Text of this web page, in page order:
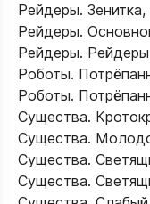
Рейдеры.
Рейдеры.
Рейдеры.
Роботы.
Роботы.
Существа.
Существа.
Существа.
Существа.